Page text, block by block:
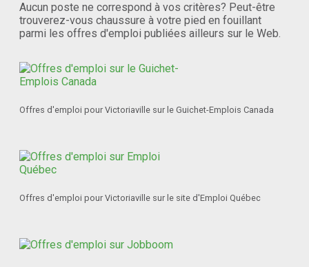
Aucun poste ne correspond à vos critères? Peut-être
trouverez-vous chaussure à votre pied en fouillant
parmi les offres d'emploi publiées ailleurs sur le Web.
Offres d'emploi pour Victoriaville sur le Guichet-Emplois Canada
Offres d'emploi pour Victoriaville sur le site d'Emploi Québec